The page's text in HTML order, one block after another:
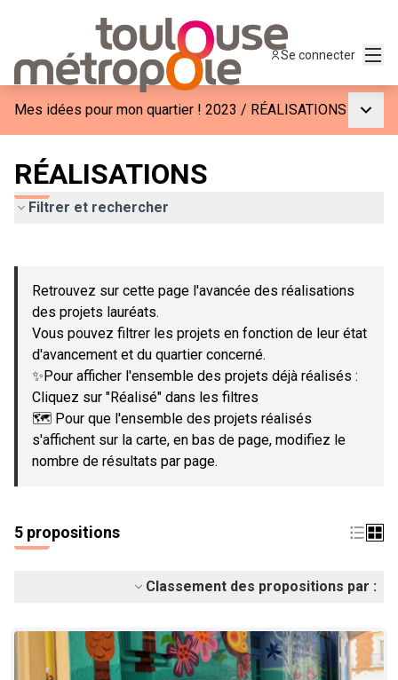
Se connecter
Mes idées pour mon quartier ! 2023 / RÉALISATIONS
RÉALISATIONS
Filtrer et rechercher
−
Retrouvez sur cette page l'avancée des réalisations
des projets lauréats.
Vous pouvez filtrer les projets en fonction de leur état
d'avancement et du quartier concerné.
✨Pour afficher l'ensemble des projets déjà réalisés :
Cliquez sur "Réalisé" dans les filtres
🗺️ Pour que l'ensemble des projets réalisés
s'affichent sur la carte, en bas de page, modifiez le
nombre de résultats par page.
5 propositions
Classement des propositions par :